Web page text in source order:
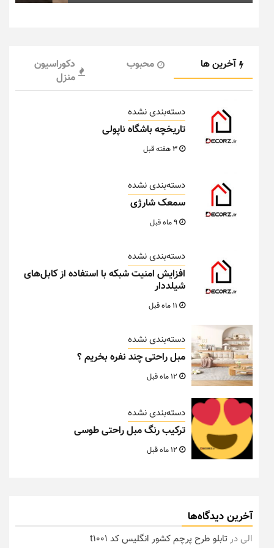
آخرین ها محبوب
دکوراسیون
منزل
دسته‌بندی نشده
تاریخچه باشگاه ناپولی
دسته‌بندی نشده
سمعک شارژی
دسته‌بندی نشده
افزایش امنیت شبکه با استفاده از کابل‌های
شیلددار
دسته‌بندی نشده
مبل راحتی چند نفره بخریم ؟
دسته‌بندی نشده
ترکیب رنگ مبل راحتی طوسی
آخرین دیدگاه‌ها
الیدرتابلو طرح پرچم کشور انگلیس کد t1001